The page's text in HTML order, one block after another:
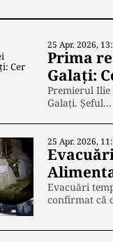
25 Apr. 2026,
Prima
Galați:
Premierul Ilie
Galați. Șeful…
25 Apr. 2026,
Evacuări
confirmat că